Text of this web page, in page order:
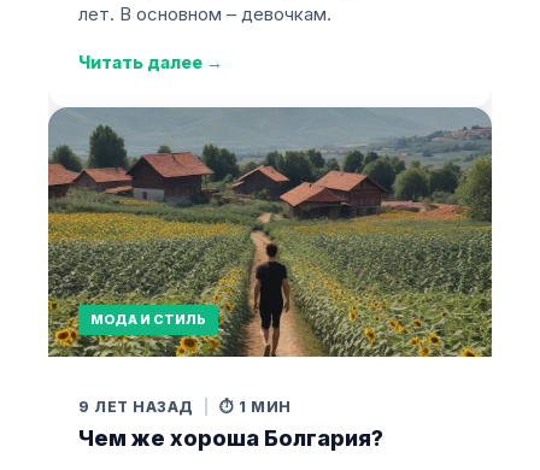
лет. В основном – девочкам.
Читать далее →
МОДА И СТИЛЬ
9 ЛЕТ НАЗАД ⏱️ 1 МИН
Чем же хороша Болгария?